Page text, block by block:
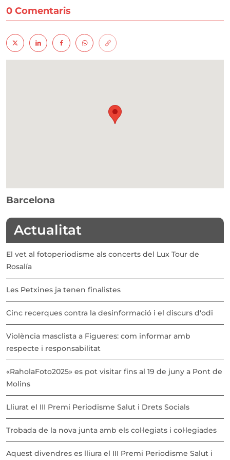
0 Comentaris
Barcelona
Actualitat
El vet al fotoperiodisme als concerts del Lux Tour de
Rosalía
Les Petxines ja tenen finalistes
Cinc recerques contra la desinformació i el discurs d'odi
Violència masclista a Figueres: com informar amb
respecte i responsabilitat
«RaholaFoto2025» es pot visitar fins al 19 de juny a Pont de
Molins
Lliurat el III Premi Periodisme Salut i Drets Socials
Trobada de la nova junta amb els col·legiats i col·legiades
Aquest divendres es lliura el III Premi Periodisme Salut i